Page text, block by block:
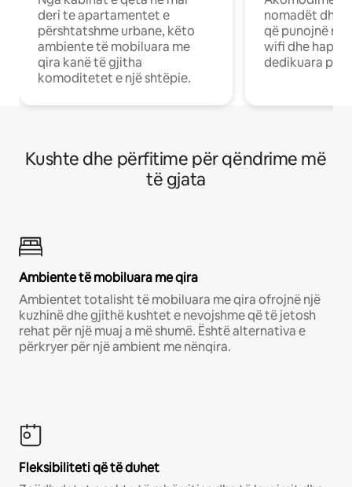
deri te apartamentet e
përshtatshme urbane, këto
ambiente të mobiluara me
qira kanë të gjitha
komoditetet e një shtëpie.
nomadët dhe
që punojnë në
wifi dhe
dedikuara
Kushte dhe përfitime për qëndrime më
të gjata
Ambiente të mobiluara me qira
Ambientet totalisht të mobiluara me qira ofrojnë një
kuzhinë dhe gjithë kushtet e nevojshme që të jetosh
rehat për një muaj a më shumë. Është alternativa e
përkryer për një ambient me nënqira.
Fleksibiliteti që të duhet